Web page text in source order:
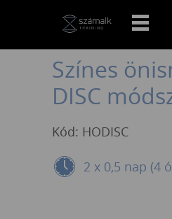
VISSZA
Színes
DISC
Kód: HODISC
2 x 0,5 nap (4